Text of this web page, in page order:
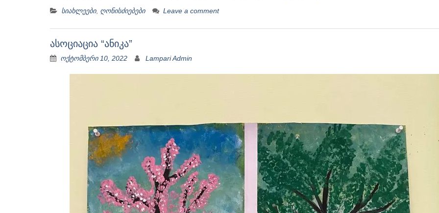
სიახლეები, ღონისძიებები Leave a comment
ასოციაცია “ანიკა”
ოქტომბერი 10, 2022 Lampari Admin